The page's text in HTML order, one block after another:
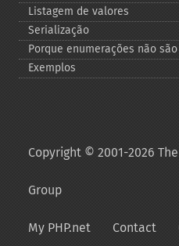
Listagem de valores
Serialização
Porque enumerações não
Exemplos
Copyright © 2001-2026
Group
My PHP.net Contact